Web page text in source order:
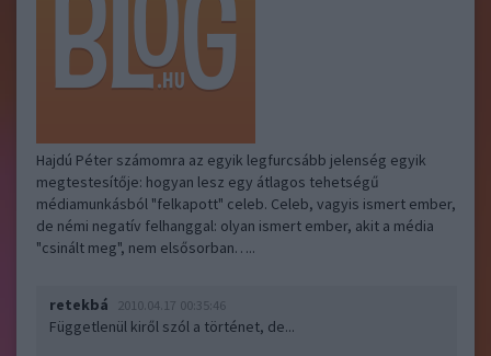
Hajdú Péter számomra az egyik legfurcsább jelenség egyik
megtestesítője: hogyan lesz egy átlagos tehetségű
médiamunkásból "felkapott" celeb. Celeb, vagyis ismert ember,
de némi negatív felhanggal: olyan ismert ember, akit a média
"csinált meg", nem elsősorban…..
retekbá 2010.04.17 00:35:46
Függetlenül kiről szól a történet, de...